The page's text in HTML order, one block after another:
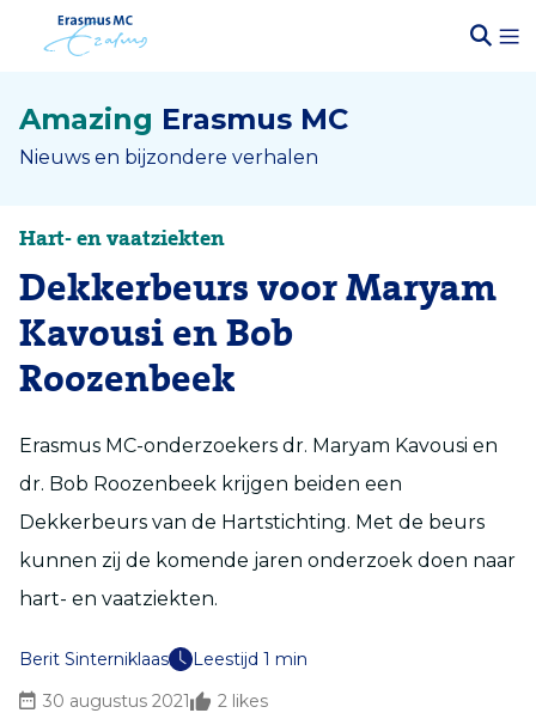
Amazing Erasmus MC
Nieuws en bijzondere verhalen
Hart- en vaatziekten
Dekkerbeurs voor Maryam
Kavousi en Bob
Roozenbeek
Erasmus MC-onderzoekers dr. Maryam Kavousi en
dr. Bob Roozenbeek krijgen beiden een
Dekkerbeurs van de Hartstichting. Met de beurs
kunnen zij de komende jaren onderzoek doen naar
hart- en vaatziekten.
Berit Sinterniklaas
Leestijd 1 min
30 augustus 2021
2 likes